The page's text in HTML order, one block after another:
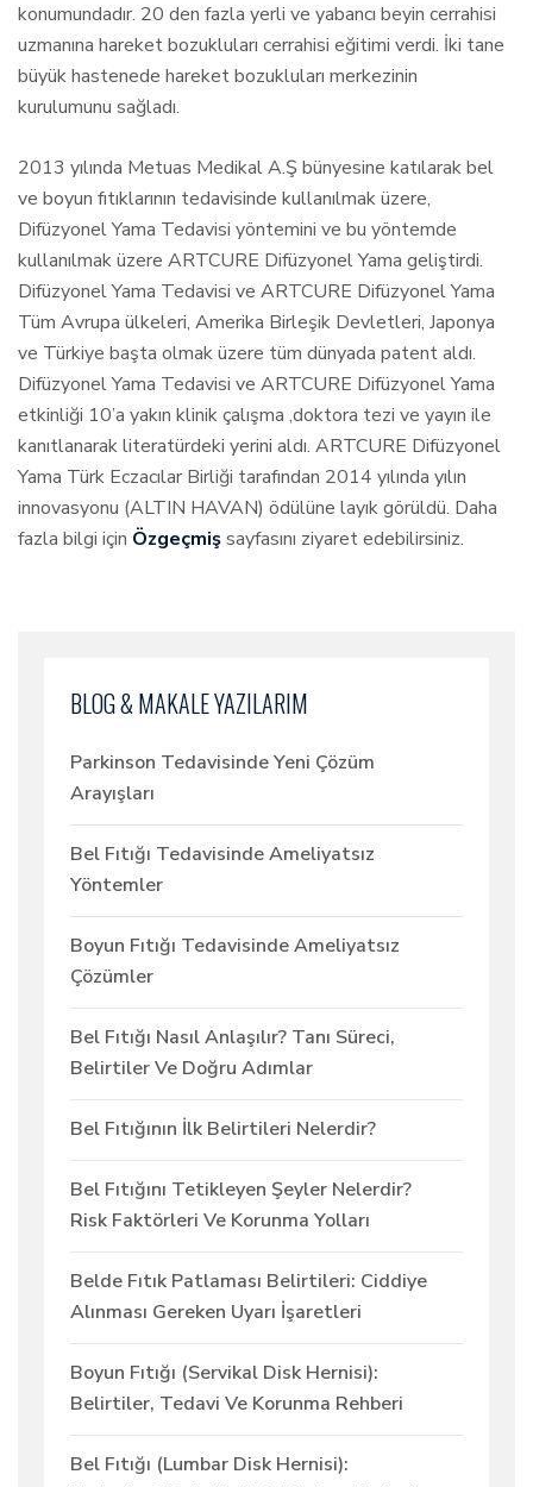
BLOG & MAKALE YAZILARIM
Parkinson Tedavisinde Yeni Çözüm
Arayışları
Bel Fıtığı Tedavisinde Ameliyatsız
Yöntemler
Boyun Fıtığı Tedavisinde Ameliyatsız
Çözümler
Bel Fıtığı Nasıl Anlaşılır? Tanı Süreci,
Belirtiler Ve Doğru Adımlar
Bel Fıtığının İlk Belirtileri Nelerdir?
Bel Fıtığını Tetikleyen Şeyler Nelerdir?
Risk Faktörleri Ve Korunma Yolları
Belde Fıtık Patlaması Belirtileri: Ciddiye
Alınması Gereken Uyarı İşaretleri
Boyun Fıtığı (Servikal Disk Hernisi):
Belirtiler, Tedavi Ve Korunma Rehberi
Bel Fıtığı (Lumbar Disk Hernisi):
konumundadır. 20 den fazla yerli ve yabancı beyin cerrahisi
uzmanına hareket bozukluları cerrahisi eğitimi verdi. İki tane
büyük hastenede hareket bozukluları merkezinin
kurulumunu sağladı.
2013 yılında Metuas Medikal A.Ş bünyesine katılarak bel
ve boyun fıtıklarının tedavisinde kullanılmak üzere,
Difüzyonel Yama Tedavisi yöntemini ve bu yöntemde
kullanılmak üzere ARTCURE Difüzyonel Yama geliştirdi.
Difüzyonel Yama Tedavisi ve ARTCURE Difüzyonel Yama
Tüm Avrupa ülkeleri, Amerika Birleşik Devletleri, Japonya
ve Türkiye başta olmak üzere tüm dünyada patent aldı.
Difüzyonel Yama Tedavisi ve ARTCURE Difüzyonel Yama
etkinliği 10’a yakın klinik çalışma ,doktora tezi ve yayın ile
kanıtlanarak literatürdeki yerini aldı. ARTCURE Difüzyonel
Yama Türk Eczacılar Birliği tarafından 2014 yılında yılın
innovasyonu (ALTIN HAVAN) ödülüne layık görüldü. Daha
fazla bilgi için Özgeçmişsayfasını ziyaret edebilirsiniz.